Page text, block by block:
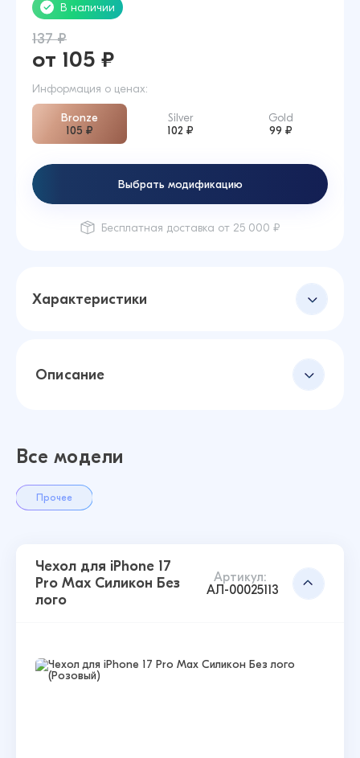
Характеристики
В наличии
137 ₽
от 105 ₽
Информация о ценах:
Bronze
105 ₽
Silver
102 ₽
Gold
99 ₽
Выбрать модификацию
Бесплатная доставка от 25 000 ₽
Описание
Все модели
Прочее
Чехол для iPhone 17
Pro Max Силикон Без
лого
Артикул:
АЛ-00025113